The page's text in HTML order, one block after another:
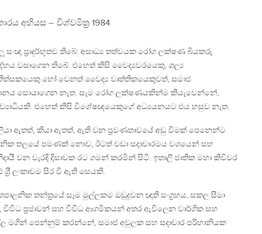
අභියස – විශ්වමිත‍්‍ර 1984
සංඥා ප‍්‍රාදුර්භූතව තිබේ: අසාධ්‍ය තත්වයක රෝග ලක්ෂණ බියකරු
වසාගෙන තිබේ. එහෙත් කිසි වෛද්‍යවරයෙකු, ශල්‍ය
හෝ වෙනත් වෛද්‍ය වෘත්තිකයෙකුවත්, සමාජ
සොයාගෙන නැත. සෑම රෝග ලක්ෂණයකින්ම කියැවෙන්නේ,
එහෙත් කිසි විශේෂඥයෙකුගේ අධ්‍යයනයට එය හසුව නැත.
ඇතත්, කියා ඇතත්, ඇති වන ප‍්‍රවණතාවයේ අඩු වීමක් පෙනෙන්ට
තලයේ පමණක් නොව, ඊටත් වඩා සදාචාරමය වශයෙන් සහ
වන වැරදි දිසාවක රට ගමන් කරමින් සිටී. ඉතාලි ජාතික මහා කිවිවර
ශ‍්‍රී ලංකාවම සිර වී ඇති සෙයකි.
තන්ත‍්‍රයේ සෑම මුල්ලකම ඔඩුදුවන ඥාති සංග‍්‍රහය, සකල සීමා
විවිධ ප‍්‍රජාවන් සහ විවිධ ආගමිකයන් අතර ඇවිලෙන වාර්ගික සහ
පෙන්නුම් කරන්නේ, සමාජ අවුලක සහ සදාචාර පරිහානියක